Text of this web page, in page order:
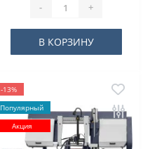
- +
В КОРЗИНУ
-13%
Популярный
Акция